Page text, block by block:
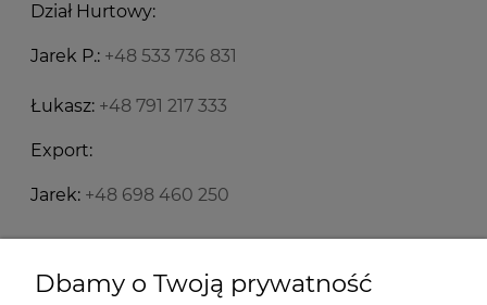
Dział Hurtowy:
Jarek P.: +48 533 736 831
Łukasz: +48 791 217 333
Export:
Jarek: +48 698 460 250
Starecegly.com
Dbamy o Twoją prywatność